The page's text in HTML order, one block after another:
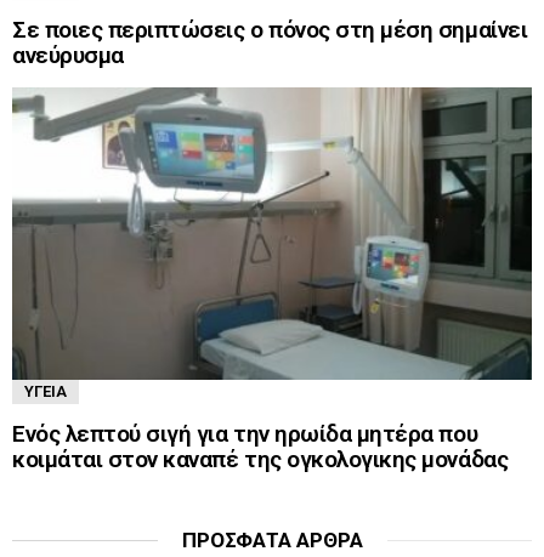
Σε ποιες περιπτώσεις ο πόνος στη μέση σημαίνει
ανεύρυσμα
ΥΓΕΊΑ
Ενός λεπτού σιγή για την ηρωίδα μητέρα που
κοιμάται στον καναπέ της ογκολογικης μονάδας
ΠΡΌΣΦΑΤΑ ΆΡΘΡΑ